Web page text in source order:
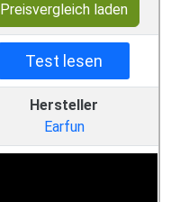
Preisvergleich laden
Test lesen
Hersteller
Earfun